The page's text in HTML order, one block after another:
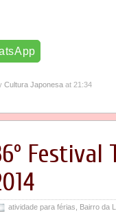
Cultura Japonesa at 21:34
atividade para férias Bairro da